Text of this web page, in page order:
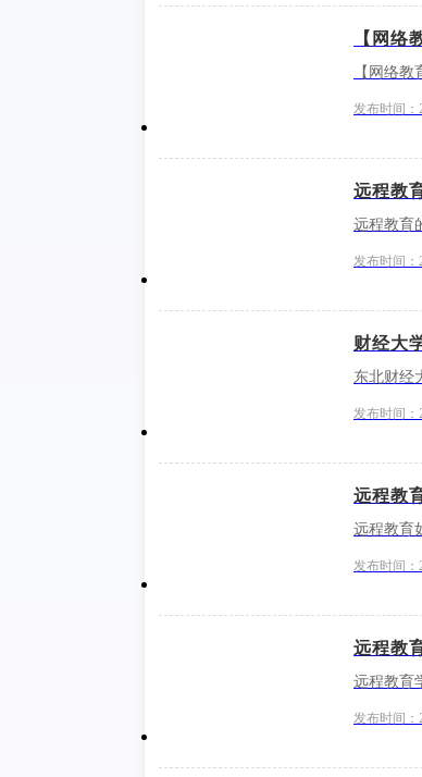
【网络
【网络
发布时间：
远程教
远程教育
发布时间：
财经大
东北财经
发布时间：
远程教
远程教育
发布时间：
远程教
远程教育
发布时间：